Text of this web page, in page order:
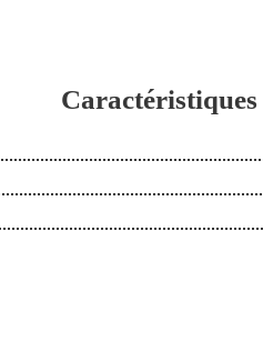
Caractéristiques